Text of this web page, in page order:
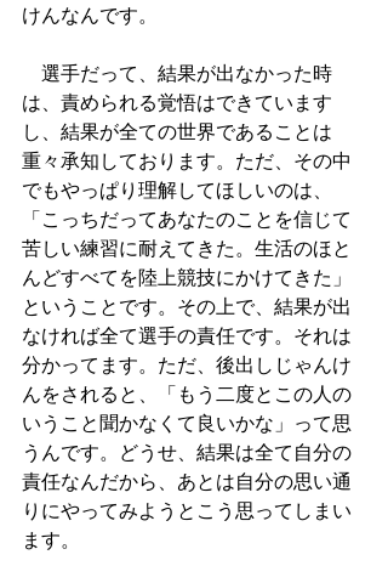
けんなんです。
選手だって、結果が出なかった時
は、責められる覚悟はできています
し、結果が全ての世界であることは
重々承知しております。ただ、その中
でもやっぱり理解してほしいのは、
「こっちだってあなたのことを信じて
苦しい練習に耐えてきた。生活のほと
んどすべてを陸上競技にかけてきた」
ということです。その上で、結果が出
なければ全て選手の責任です。それは
分かってます。ただ、後出しじゃんけ
んをされると、「もう二度とこの人の
いうこと聞かなくて良いかな」って思
うんです。どうせ、結果は全て自分の
責任なんだから、あとは自分の思い通
りにやってみようとこう思ってしまい
ます。